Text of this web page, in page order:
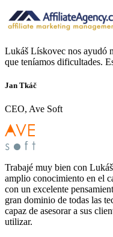
Lukáš Lískovec nos ayudó
que teníamos dificultades.
Jan Tkáč
CEO, Ave Soft
Trabajé muy bien con
amplio conocimiento en el
con un excelente
gran dominio de todas las
capaz de asesorar a sus
utilizar.